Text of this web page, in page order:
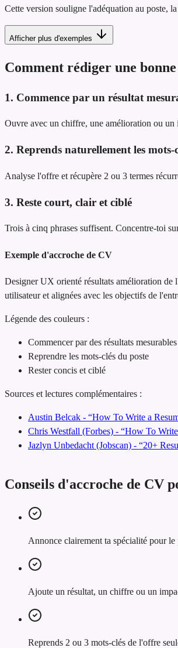
Cette version souligne l'adéquation au poste,
Afficher plus d'exemples
Comment rédiger une
1. Commence par un résultat
Ouvre avec un chiffre, une amélioration ou
2. Reprends naturellement les mots-
Analyse l'offre et récupère 2 ou 3 termes
3. Reste court, clair et ciblé
Trois à cinq phrases suffisent. Concentre-toi
Exemple d'accroche de CV
Designer UX orienté résultats amélioration de
utilisateur et alignées avec les objectifs de
Légende des couleurs :
Commencer par des résultats mesurables
Reprendre les mots-clés du poste
Rester concis et ciblé
Sources et lectures complémentaires :
Austin Belcak - “How To Write a
Chris Westfall (Forbes) - “How To
Jazlyn Unbedacht (Jobscan) - “20+
Conseils d'accroche de CV
Annonce clairement ta spécialité pour
Ajoute un résultat, un chiffre ou un
Reprends 2 ou 3 mots-clés de l'offre